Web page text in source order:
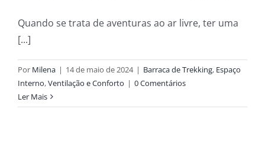
Quando se trata de aventuras ao ar livre, ter uma
[...]
Por Milena | 14 de maio de 2024 | Barraca de Trekking, Espaço
Interno,Ventilação e Conforto | 0 Comentários
Ler Mais